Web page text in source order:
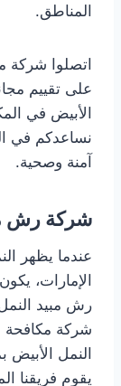
المناطق.
اتصلوا شركة
على تقييم
الأبيض في
نساعدكم في
آمنة وصحية.
شركة رش
عندما يظهر
الإمارات،
رش مبيد
شركة مكافحة
النمل الأبيض
يقوم فريقنا